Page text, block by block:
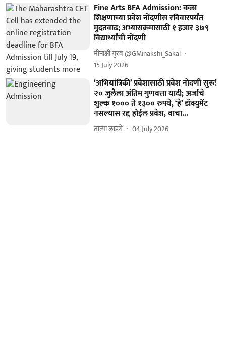
Fine Arts BFA Admission: कला
शिक्षणाच्या प्रवेश नोंदणीस रविवारपर्यंत
मुदतवाढ; अभ्यासक्रमासाठी १ हजार ३७९
विद्यार्थ्यांची नोंदणी
मीनाक्षी गुरव @GMinakshi_Sakal
15 July 2026
‘अभियांत्रिकी’ प्रवेशासाठी प्रवेश नोंदणी सुरू!
२० जुलैला अंतिम गुणवत्ता यादी; अर्जाचे
शुल्क १००० ते १३०० रुपये, ‘हे’ डॉक्युमेंट
नसल्यास रद्द होईल प्रवेश, वाचा...
तात्या लांडगे 04 July 2026